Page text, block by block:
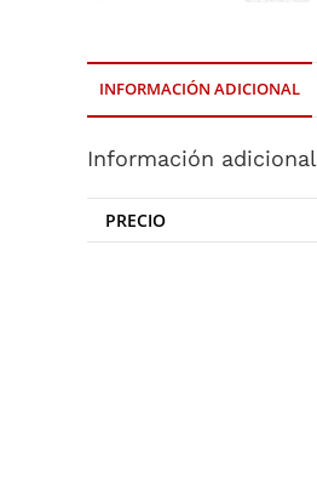
INFORMACIÓN ADICIONAL
Información adicional
PRECIO